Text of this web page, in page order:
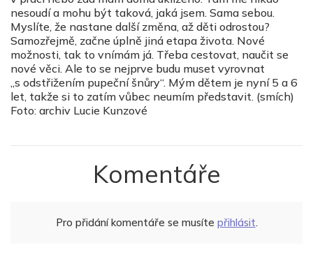
nesoudí a mohu být taková, jaká jsem. Sama sebou.
Myslíte, že nastane další změna, až děti odrostou?
Samozřejmě, začne úplně jiná etapa života. Nové
možnosti, tak to vnímám já. Třeba cestovat, naučit se
nové věci. Ale to se nejprve budu muset vyrovnat
„s odstřižením pupeční šnůry“. Mým dětem je nyní 5 a 6
let, takže si to zatím vůbec neumím představit. (smích)
Foto: archiv Lucie Kunzové
Komentáře
Pro přidání komentáře se musíte přihlásit.